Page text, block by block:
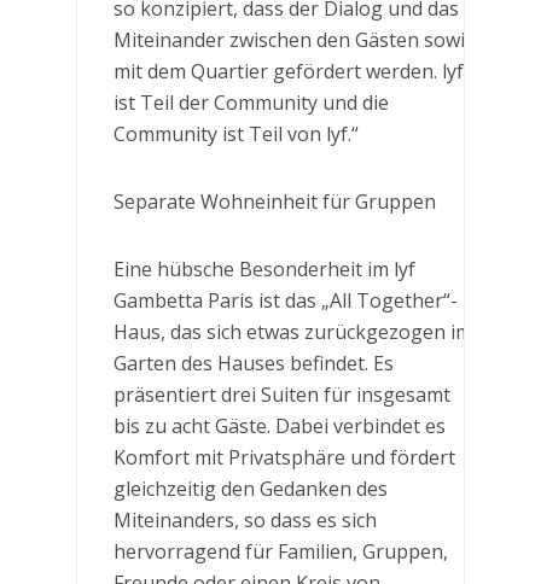
so konzipiert, dass der Dialog und das
Miteinander zwischen den Gästen sowie
mit dem Quartier gefördert werden. lyf
ist Teil der Community und die
Community ist Teil von lyf.“
Separate Wohneinheit für Gruppen
Eine hübsche Besonderheit im lyf
Gambetta Paris ist das „All Together“-
Haus, das sich etwas zurückgezogen im
Garten des Hauses befindet. Es
präsentiert drei Suiten für insgesamt
bis zu acht Gäste. Dabei verbindet es
Komfort mit Privatsphäre und fördert
gleichzeitig den Gedanken des
Miteinanders, so dass es sich
hervorragend für Familien, Gruppen,